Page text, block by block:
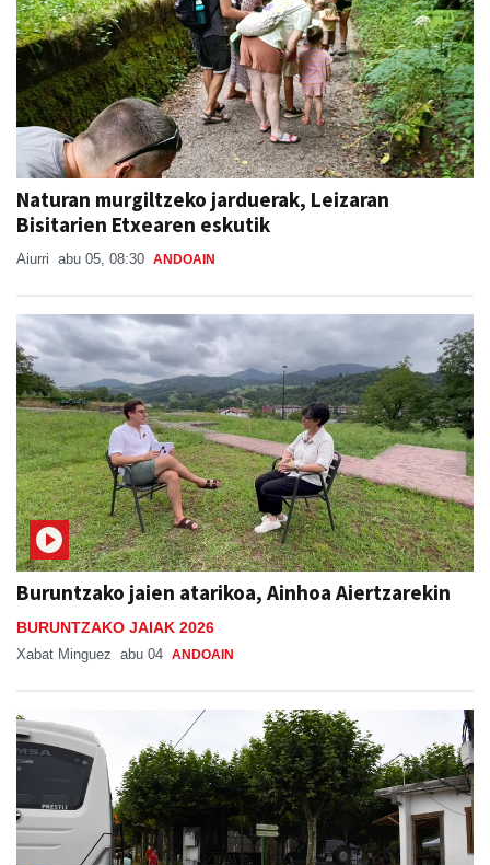
Naturan murgiltzeko jarduerak, Leizaran
Bisitarien Etxearen eskutik
Aiurri abu 05, 08:30 ANDOAIN
Buruntzako jaien atarikoa, Ainhoa Aiertzarekin
BURUNTZAKO JAIAK 2026
Xabat Minguez abu 04 ANDOAIN